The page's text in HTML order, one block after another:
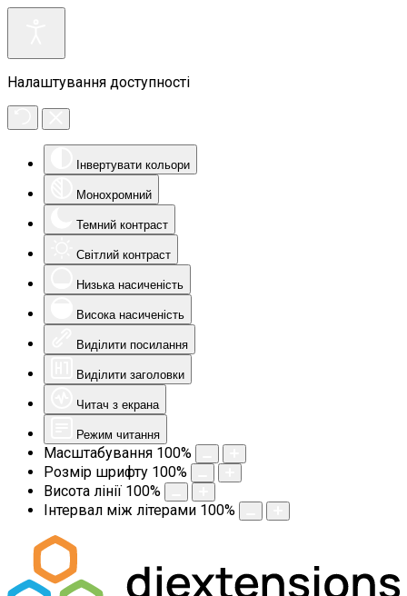
Налаштування доступності
Інвертувати кольори
Монохромний
Темний контраст
Світлий контраст
Низька насиченість
Висока насиченість
Виділити посилання
Виділити заголовки
Читач з екрана
Режим читання
Масштабування 100%
Розмір шрифту 100%
Висота лінії 100%
Інтервал між літерами 100%